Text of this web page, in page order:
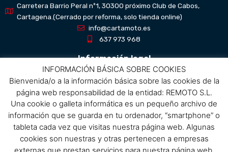
Carretera Barrio Peral nº1, 30300 próximo Club de Cabos,
Cartagena.(Cerrado por reforma, solo tienda online)
info@cartamoto.es
637 973 968
Información legal
Aviso Legal
Política de privacidad
Política de protección de datos
Política de cookies
Condiciones de compra
INFORMACIÓN BÁSICA SOBRE COOKIES
Bienvenida/o a la información básica sobre las cookies de la
página web responsabilidad de la entidad: REMOTO S.L.
Una cookie o galleta informática es un pequeño archivo de
información que se guarda en tu ordenador, “smartphone” o
tableta cada vez que visitas nuestra página web. Algunas
cookies son nuestras y otras pertenecen a empresas